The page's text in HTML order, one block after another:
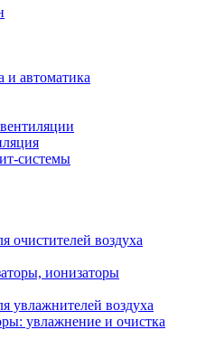
и автоматика
системы
очистителей воздуха
ионизаторы
увлажнителей воздуха
увлажнение и очистка